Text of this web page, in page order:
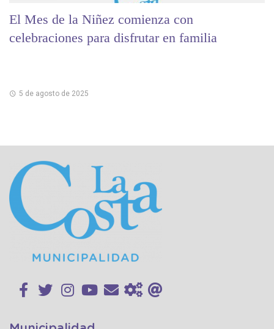
El Mes de la Niñez comienza con
celebraciones para disfrutar en familia
5 de agosto de 2025